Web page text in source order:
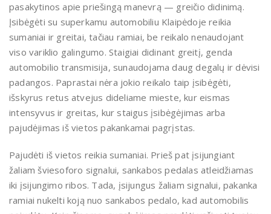
pasakytinos apie priešingą manevrą — greičio didinimą.
Įsibėgėti su superkamu automobiliu Klaipėdoje reikia
sumaniai ir greitai, tačiau ramiai, be reikalo nenaudojant
viso variklio galingumo. Staigiai didinant greitį, genda
automobilio transmisija, sunaudojama daug degalų ir dėvisi
padangos. Paprastai nėra jokio reikalo taip įsibėgėti,
išskyrus retus atvejus dideliame mieste, kur eismas
intensyvus ir greitas, kur staigus įsibėgėjimas arba
pajudėjimas iš vietos pakankamai pagrįstas.
Pajudėti iš vietos reikia sumaniai. Prieš pat įsijungiant
žaliam šviesoforo signalui, sankabos pedalas atleidžiamas
iki įsijungimo ribos. Tada, įsijungus žaliam signalui, pakanka
ramiai nukelti koją nuo sankabos pedalo, kad automobilis